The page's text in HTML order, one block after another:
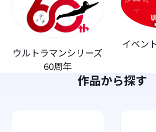
ウルトラマンシリーズ
60周年
イベン
作品から探す